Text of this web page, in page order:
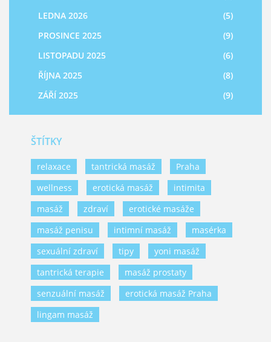
LEDNA 2026
(5)
PROSINCE 2025
(9)
LISTOPADU 2025
(6)
ŘÍJNA 2025
(8)
ZÁŘÍ 2025
(9)
ŠTÍTKY
relaxace tantrická masáž
Praha
wellness
erotická masáž
intimita
masáž
zdraví
erotické masáže
masáž penisu
intimní masáž
masérka
sexuální zdraví
tipy
yoni masáž
tantrická terapie
masáž prostaty
senzuální masáž
erotická masáž Praha
lingam masáž